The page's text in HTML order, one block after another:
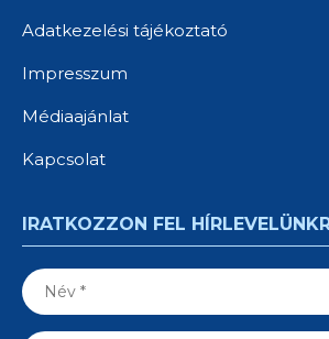
Adatkezelési tájékoztató
Impresszum
Médiaajánlat
Kapcsolat
IRATKOZZON FEL